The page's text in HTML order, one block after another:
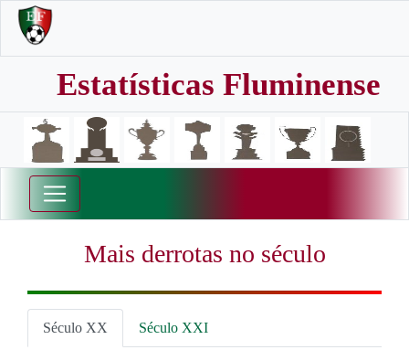
Estatísticas Fluminense
Mais derrotas no século
Século XX Século XXI